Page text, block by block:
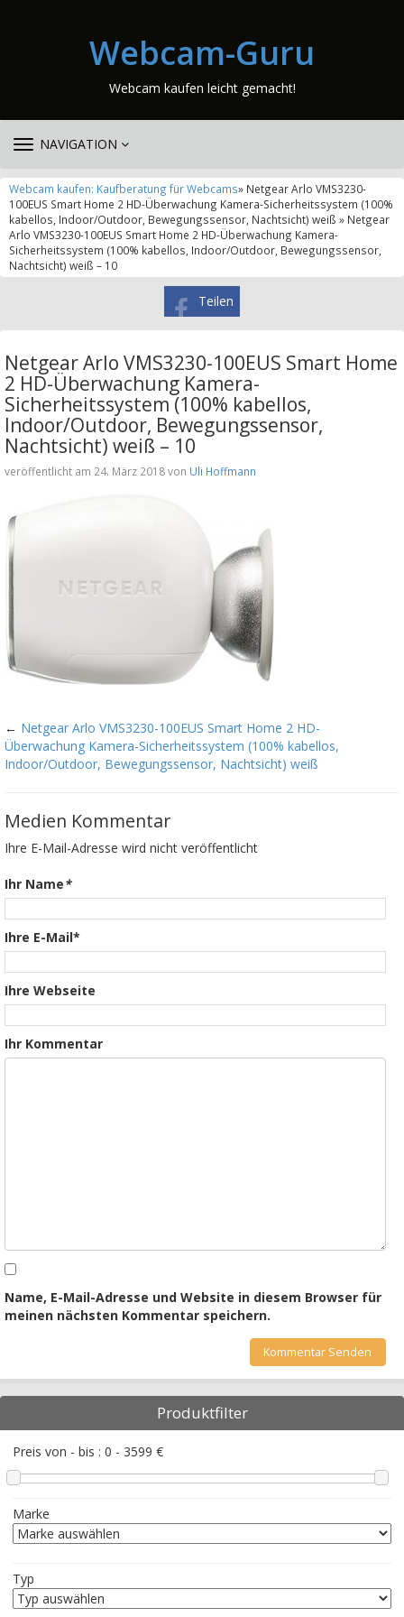
Webcam-Guru
Webcam kaufen leicht gemacht!
TOGGLE
NAVIGATION
Webcam kaufen: Kaufberatung für Webcams» Netgear Arlo VMS3230-
100EUS Smart Home 2 HD-Überwachung Kamera-Sicherheitssystem (100%
kabellos, Indoor/Outdoor, Bewegungssensor, Nachtsicht) weiß » Netgear
Arlo VMS3230-100EUS Smart Home 2 HD-Überwachung Kamera-
Sicherheitssystem (100% kabellos, Indoor/Outdoor, Bewegungssensor,
Nachtsicht) weiß – 10
Teilen
Netgear Arlo VMS3230-100EUS Smart Home
2 HD-Überwachung Kamera-
Sicherheitssystem (100% kabellos,
Indoor/Outdoor, Bewegungssensor,
Nachtsicht) weiß – 10
veröffentlicht am 24. März 2018 von Uli Hoffmann
← Netgear Arlo VMS3230-100EUS Smart Home 2 HD-
Überwachung Kamera-Sicherheitssystem (100% kabellos,
Indoor/Outdoor, Bewegungssensor, Nachtsicht) weiß
Medien Kommentar
Ihre E-Mail-Adresse wird nicht veröffentlicht
Ihr Name*
Ihre E-Mail*
Ihre Webseite
Ihr Kommentar
Name, E-Mail-Adresse und Website in diesem Browser für
meinen nächsten Kommentar speichern.
Produktfilter
Preis von - bis : 0 - 3599 €
Marke
Typ